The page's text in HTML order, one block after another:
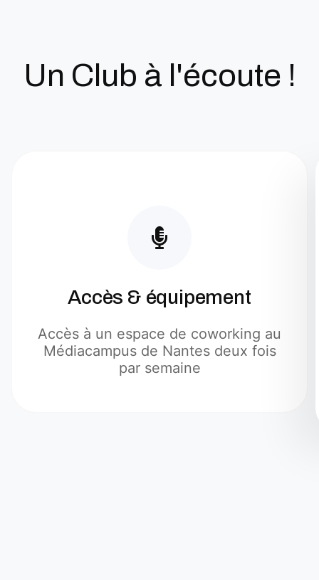
Un Club à l'écoute !
Accès & équipement
Accès à un espace de coworking au
Médiacampus de Nantes deux fois
par semaine